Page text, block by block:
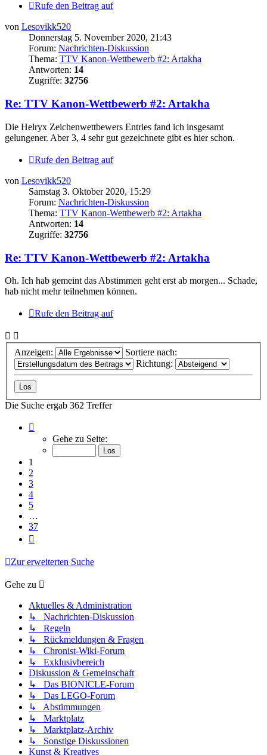
Rufe den Beitrag auf
von Lesovikk520
Donnerstag 5. November 2020, 21:43
Forum: Nachrichten-Diskussion
Thema: TTV Kanon-Wettbewerb #2: Artakha
Antworten: 14
Zugriffe: 32756
Re: TTV Kanon-Wettbewerb #2: Artakha
Die Helryx Zeichenwettbewers Entries fand ich insgesamt
gelungener. Aber 3, 4 sehr gut gezeichnete gibt es hier schon.
Rufe den Beitrag auf
von Lesovikk520
Samstag 3. Oktober 2020, 15:29
Forum: Nachrichten-Diskussion
Thema: TTV Kanon-Wettbewerb #2: Artakha
Antworten: 14
Zugriffe: 32756
Re: TTV Kanon-Wettbewerb #2: Artakha
Oh. Ich hab gemeint das Abstimmen geht erst ab morgen... Schade,
hab nicht mehr teilnehmen können.
Rufe den Beitrag auf
Anzeigen:
Sortiere nach:
Richtung:
Die Suche ergab 362 Treffer
von
Gehe zu Seite:
1
2
3
4
5
…
37
Zur erweiterten Suche
Gehe zu
Aktuelles & Administration
↳ Nachrichten-Diskussion
↳ Regeln
↳ Rückmeldungen & Fragen
↳ Chronist-Wiki-Forum
↳ Exklusivbereich
Diskussion & Gemeinschaft
↳ Das BIONICLE-Forum
↳ Das LEGO-Forum
↳ Abstimmungen
↳ Marktplatz
↳ Marktplatz-Archiv
↳ Sonstige Diskussionen
Kunst & Kreatives